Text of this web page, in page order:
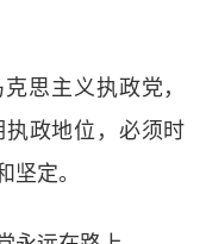
思主义执政党，
政地位，必须时
坚定。